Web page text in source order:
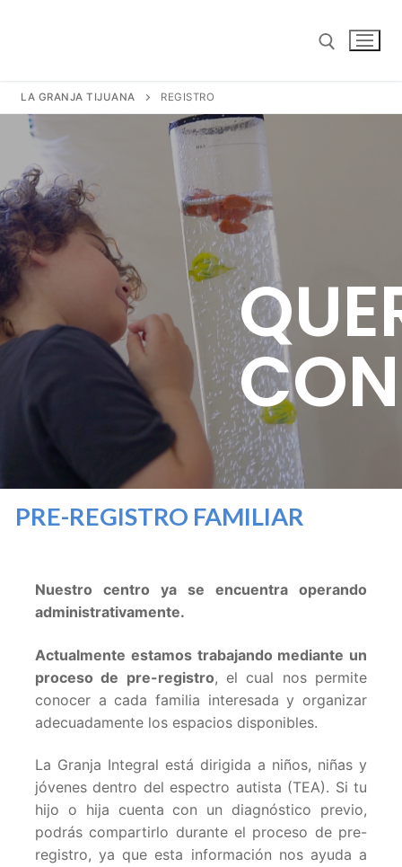
INICIO
TERAPIAS
AVISO DE PRIVACIDAD
LA GRANJA TIJUANA REGISTRO
PRE-REGISTRO FAMILIAR
Nuestro centro ya se encuentra operando
administrativamente.
Actualmente estamos trabajando mediante un
proceso de pre-registro, el cual nos permite
conocer a cada familia interesada y organizar
adecuadamente los espacios disponibles.
La Granja Integral está dirigida a niños, niñas y
jóvenes dentro del espectro autista (TEA). Si tu
hijo o hija cuenta con un diagnóstico previo,
podrás compartirlo durante el proceso de pre-
registro, ya que esta información nos ayuda a